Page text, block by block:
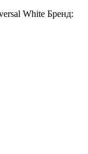
White Бренд: